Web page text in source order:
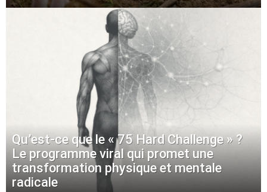
Qu’est-ce que le « 75 Hard Challenge » ?
Le programme viral qui promet une
transformation physique et mentale
radicale